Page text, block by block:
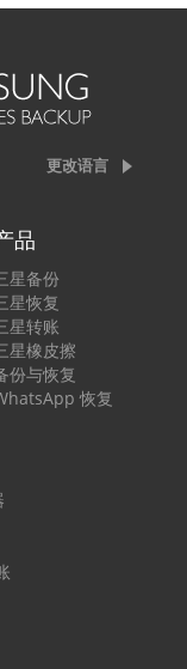
更改语言
品
星备份
星恢复
星转账
星橡皮擦
份与恢复
恢复